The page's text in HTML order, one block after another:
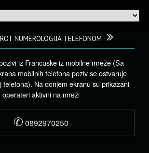
NUMEROLOGIJA TELEFONOM
iz Francuske iz mobilne mreže (Sa
mobilnih telefona poziv se ostvaruje
telefona). Na donjem ekranu su prikazani
operateri aktivni na mreži
✆ 0892970250